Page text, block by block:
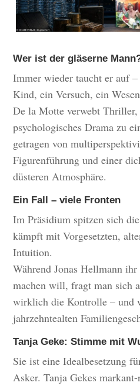
Wer ist der gläserne
Immer wieder taucht er auf
Kind, ein Versuch, ein
De la Motte verwebt
psychologisches Drama zu
getragen von
Figurenführung und einer
düsteren Atmosphäre.
Ein Fall – viele Fronten
Im Präsidium spitzen sich
kämpft mit Vorgesetzten,
Intuition.
Während Jonas Hellmann
machen will, fragt man sich
wirklich die Kontrolle – und
jahrzehntealten
Tanja Geke: Stimme mit
Sie ist eine Idealbesetzung
Asker. Tanja Gekes